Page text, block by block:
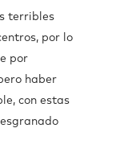
terribles
por lo
por
haber
con estas